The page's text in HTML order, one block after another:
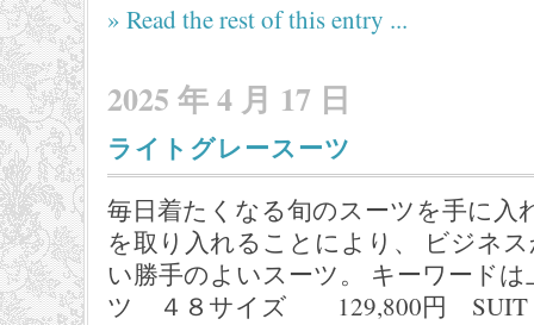
» Read the rest of this entry ...
2025 年 4 月 17 日
ライトグレースーツ
毎日着たくなる旬のスーツを手に入
を取り入れることにより、 ビジネ
い勝手のよいスーツ。 キーワード
ツ ４８サイズ 129,800円 SUIT